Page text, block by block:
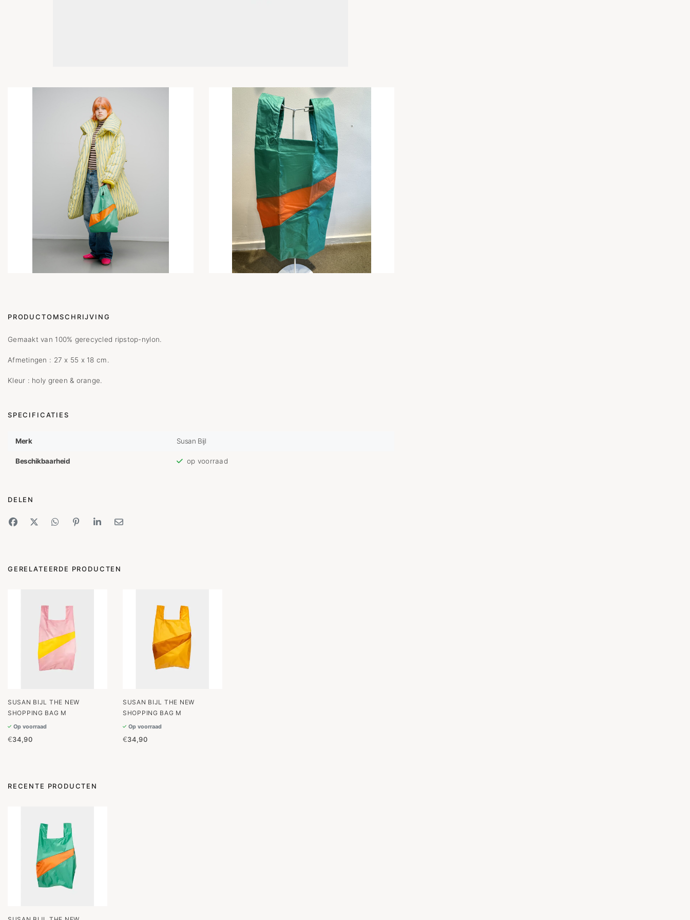
PRODUCTOMSCHRIJVING
Gemaakt van 100% gerecycled ripstop-nylon.
Afmetingen : 27 x 55 x 18 cm.
Kleur : holy green & orange.
SPECIFICATIES
Merk Susan Bijl
Beschikbaarheid op voorraad
DELEN
GERELATEERDE PRODUCTEN
SUSAN BIJL THE NEW
SHOPPING BAG M
Op voorraad
€34,90
SUSAN BIJL THE NEW
SHOPPING BAG M
Op voorraad
€34,90
RECENTE PRODUCTEN